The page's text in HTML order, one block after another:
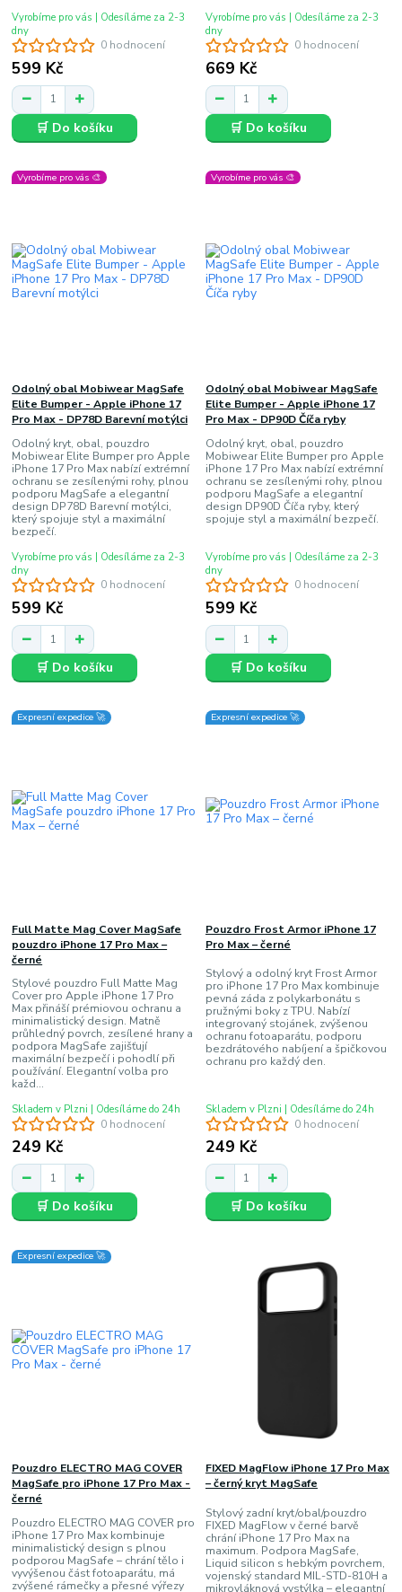
0 hodnocení
599 Kč
Vyrobíme pro vás | Odesíláme za 2-3
dny
🛒 Do košíku
0 hodnocení
669 Kč
Vyrobíme pro vás | Odesíláme za 2-3
dny
🛒 Do košíku
Vyrobíme pro vás 🎨
0 hodnocení
Odolný obal Mobiwear MagSafe
Elite Bumper - Apple iPhone 17
Pro Max - DP78D Barevní motýlci
Odolný kryt, obal, pouzdro
Mobiwear Elite Bumper pro Apple
iPhone 17 Pro Max nabízí extrémní
ochranu se zesílenými rohy, plnou
podporu MagSafe a elegantní
design DP78D Barevní motýlci,
který spojuje styl a maximální
bezpečí.
599 Kč
Vyrobíme pro vás | Odesíláme za 2-3
dny
🛒 Do košíku
Vyrobíme pro vás 🎨
0 hodnocení
Odolný obal Mobiwear MagSafe
Elite Bumper - Apple iPhone 17
Pro Max - DP90D Číča ryby
Odolný kryt, obal, pouzdro
Mobiwear Elite Bumper pro Apple
iPhone 17 Pro Max nabízí extrémní
ochranu se zesílenými rohy, plnou
podporu MagSafe a elegantní
design DP90D Číča ryby, který
spojuje styl a maximální bezpečí.
599 Kč
Vyrobíme pro vás | Odesíláme za 2-3
dny
🛒 Do košíku
Expresní expedice 🚀
0 hodnocení
Full Matte Mag Cover MagSafe
pouzdro iPhone 17 Pro Max –
černé
Stylové pouzdro Full Matte Mag
Cover pro Apple iPhone 17 Pro
Max přináší prémiovou ochranu a
minimalistický design. Matně
průhledný povrch, zesílené hrany a
podpora MagSafe zajišťují
maximální bezpečí i pohodlí při
používání. Elegantní volba pro
každ...
249 Kč
Skladem v Plzni | Odesíláme do 24h
🛒 Do košíku
Expresní expedice 🚀
0 hodnocení
Pouzdro Frost Armor iPhone 17
Pro Max – černé
Stylový a odolný kryt Frost Armor
pro iPhone 17 Pro Max kombinuje
pevná záda z polykarbonátu s
pružnými boky z TPU. Nabízí
integrovaný stojánek, zvýšenou
ochranu fotoaparátu, podporu
bezdrátového nabíjení a špičkovou
ochranu pro každý den.
249 Kč
Skladem v Plzni | Odesíláme do 24h
🛒 Do košíku
Expresní expedice 🚀
Pouzdro ELECTRO MAG COVER
MagSafe pro iPhone 17 Pro Max -
černé
Pouzdro ELECTRO MAG COVER pro
iPhone 17 Pro Max kombinuje
minimalistický design s plnou
podporou MagSafe – chrání tělo i
vyvýšenou část fotoaparátu, má
zvýšené rámečky a přesné výřezy
FIXED MagFlow iPhone 17 Pro Max
– černý kryt MagSafe
Stylový zadní kryt/obal/pouzdro
FIXED MagFlow v černé barvě
chrání iPhone 17 Pro Max na
maximum. Podpora MagSafe,
Liquid silicon s hebkým povrchem,
vojenský standard MIL-STD-810H a
mikrovláknová vystýlka – elegantní